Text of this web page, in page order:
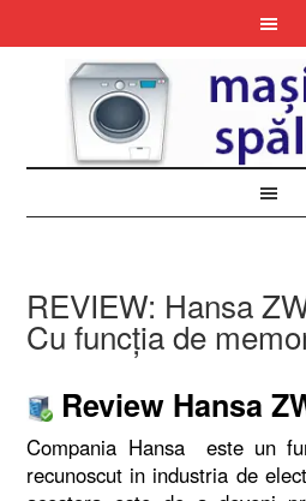
REVIEW: Hansa
Cu funcția de
Review Hansa
Compania Hansa este un
recunoscut in industria de